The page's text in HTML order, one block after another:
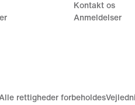
Kontakt os
Anmeldelser
rettigheder forbeholdes